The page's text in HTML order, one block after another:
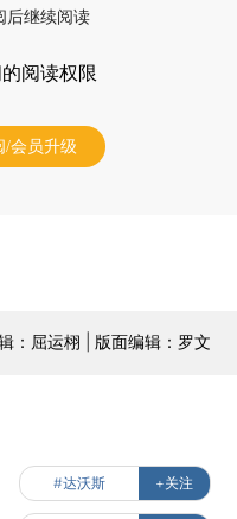
后继续阅读
阅读权限
/会员升级
：屈运栩 | 版面编辑：罗文
#达沃斯 +关注